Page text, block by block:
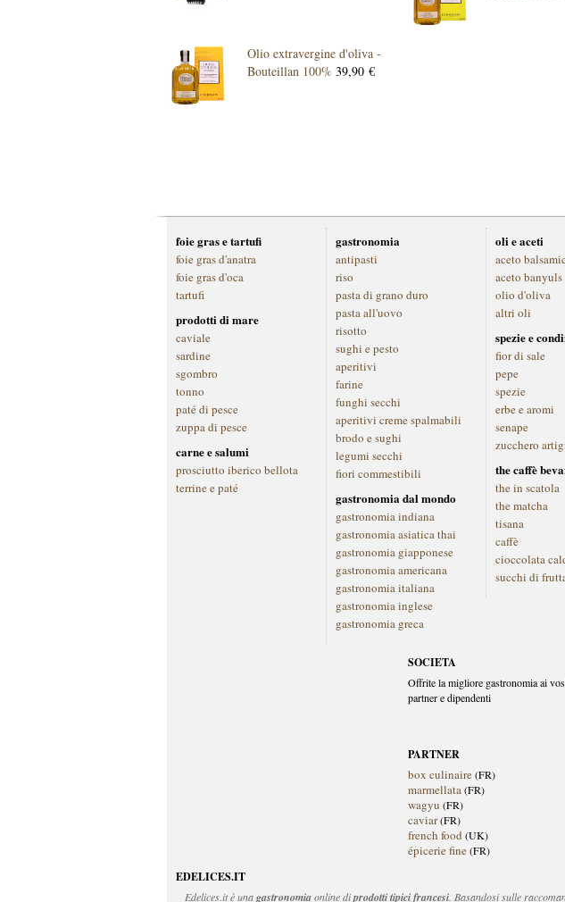
Olio extravergine d'oliva -
Bouteillan 100% 39,90 €
foie gras e tartufi
foie gras d'anatra
foie gras d'oca
tartufi
prodotti di mare
caviale
sardine
sgombro
tonno
paté di pesce
zuppa di pesce
carne e salumi
prosciutto iberico bellota
terrine e paté
gastronomia
antipasti
riso
pasta di grano duro
pasta all'uovo
risotto
sughi e pesto
aperitivi
farine
funghi secchi
aperitivi creme spalmabili
brodo e sughi
legumi secchi
fiori commestibili
gastronomia dal mondo
gastronomia indiana
gastronomia asiatica thai
gastronomia giapponese
gastronomia americana
gastronomia italiana
gastronomia inglese
gastronomia greca
oli e aceti
aceto
aceto banyuls
olio d'oliva
altri oli
spezie e
fior di sale
pepe
spezie
erbe e aromi
senape
zucchero
the caffè
the in scatola
the matcha
tisana
caffè
cioccolata
succhi di
SOCIETA
Offrite la migliore gastronomia ai
partner e dipendenti
PARTNER
box culinaire(FR)
marmellata(FR)
wagyu (FR)
caviar(FR)
french food (UK)
épicerie fine(FR)
EDELICES.IT
Edelices.itè unagastronomiaonline diprodotti tipici francesi . Basandosi sulle